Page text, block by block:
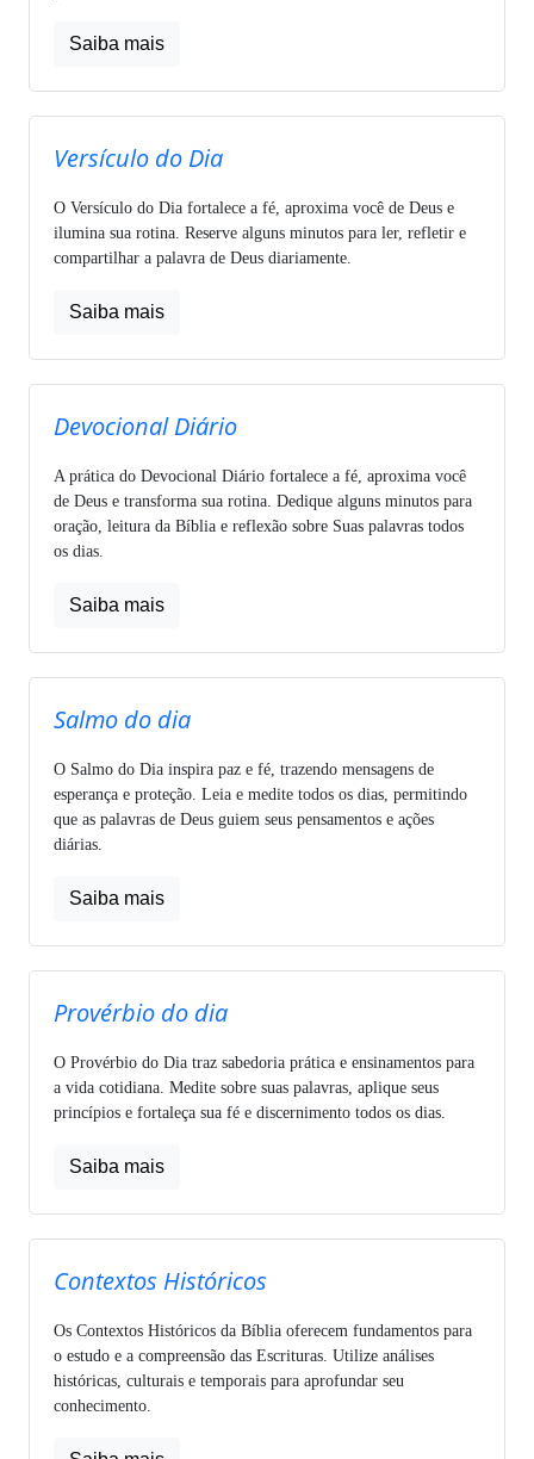
Saiba mais
Versículo do Dia
O Versículo do Dia fortalece a fé, aproxima você de Deus e
ilumina sua rotina. Reserve alguns minutos para ler, refletir e
compartilhar a palavra de Deus diariamente.
Saiba mais
Devocional Diário
A prática do Devocional Diário fortalece a fé, aproxima você
de Deus e transforma sua rotina. Dedique alguns minutos para
oração, leitura da Bíblia e reflexão sobre Suas palavras todos
os dias.
Saiba mais
Salmo do dia
O Salmo do Dia inspira paz e fé, trazendo mensagens de
esperança e proteção. Leia e medite todos os dias, permitindo
que as palavras de Deus guiem seus pensamentos e ações
diárias.
Saiba mais
Provérbio do dia
O Provérbio do Dia traz sabedoria prática e ensinamentos para
a vida cotidiana. Medite sobre suas palavras, aplique seus
princípios e fortaleça sua fé e discernimento todos os dias.
Saiba mais
Contextos Históricos
Os Contextos Históricos da Bíblia oferecem fundamentos para
o estudo e a compreensão das Escrituras. Utilize análises
históricas, culturais e temporais para aprofundar seu
conhecimento.